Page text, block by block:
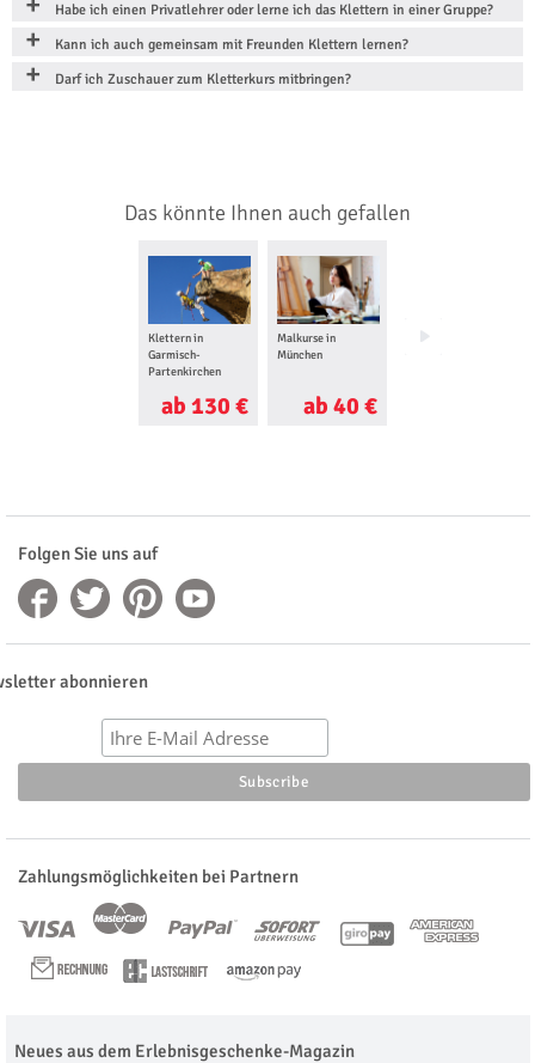
Habe ich einen Privatlehrer oder lerne ich das Klettern in einer Gruppe?
Kann ich auch gemeinsam mit Freunden Klettern lernen?
Darf ich Zuschauer zum Kletterkurs mitbringen?
Das könnte Ihnen auch gefallen
Klettern in
Garmisch-
Partenkirchen
ab 130 €
Malkurse in
München
ab 40 €
Hochseilgarten in
Folgen Sie uns auf
abonnieren
Zahlungsmöglichkeiten bei Partnern
Neues aus dem Erlebnisgeschenke-Magazin